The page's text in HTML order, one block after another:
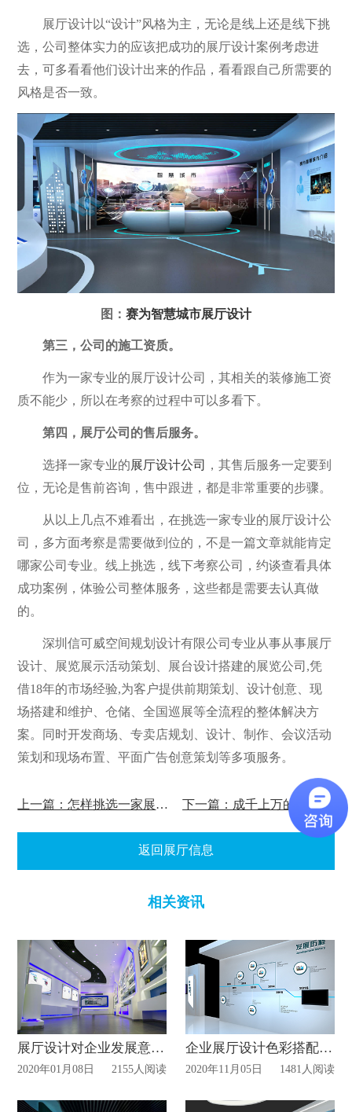
展厅设计以“设计”风格为主，无论是线上还是线下挑
选，公司整体实力的应该把成功的展厅设计案例考虑进
去，可多看看他们设计出来的作品，看看跟自己所需要的
风格是否一致。
图： 赛为智慧城市展厅设计
第三，公司的施工资质。
作为一家专业的展厅设计公司，其相关的装修施工资
质不能少，所以在考察的过程中可以多看下。
第四，展厅公司的售后服务。
选择一家专业的展厅设计公司
，其售后服务一定要到
位，无论是售前咨询，售中跟进，都是非常重要的步骤。
从以上几点不难看出，在挑选一家专业的展厅设计公
司，多方面考察是需要做到位的，不是一篇文章就能肯定
哪家公司专业。线上挑选，线下考察公司，约谈查看具体
成功案例，体验公司整体服务，这些都是需要去认真做
的。
深圳信可威空间规划设计有限公司专业从事从事展厅
设计、展览展示活动策划、展台设计搭建的展览公司,凭
借18年的市场经验,为客户提供前期策划、设计创意、现
场搭建和维护、仓储、全国巡展等全流程的整体解决方
案。同时开发商场、专卖店规划、设计、制作、会议活动
策划和现场布置、平面广告创意策划等多项服务。
上一篇：怎样挑选一家展厅设计搭建公司 下一篇：成千上万的展厅设计为什么现在还有人在做?
返回展厅信息
相关资讯
展厅设计对企业发展意义！
2020年01月08日 2155人阅读
企业展厅设计色彩搭配有哪些技巧?
2020年11月05日 1481人阅读